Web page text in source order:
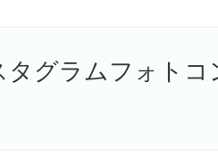
タグラムフォト